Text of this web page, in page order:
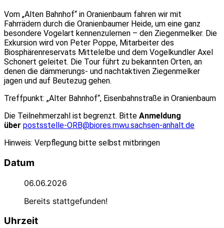
Vom „Alten Bahnhof“ in Oranienbaum fahren wir mit
Fahrrädern durch die Oranienbaumer Heide, um eine ganz
besondere Vogelart kennenzulernen – den Ziegenmelker. Die
Exkursion wird von Peter Poppe, Mitarbeiter des
Biosphärenreservats Mittelelbe und dem Vogelkundler Axel
Schonert geleitet. Die Tour führt zu bekannten Orten, an
denen die dämmerungs- und nachtaktiven Ziegenmelker
jagen und auf Beutezug gehen.
Treffpunkt: „Alter Bahnhof“, Eisenbahnstraße in Oranienbaum
Die Teilnehmerzahl ist begrenzt. Bitte Anmeldung
über postsstelle-ORB@biores.mwu.sachsen-anhalt.de
Hinweis: Verpflegung bitte selbst mitbringen
Datum
06.06.2026
Bereits stattgefunden!
Uhrzeit